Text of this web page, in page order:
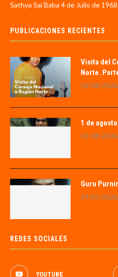
Sathya Sai Baba 4 de Julio de 1968
PUBLICACIONES RECIENTES
Visita del
Norte.
02/08/2026
1 de
01/08/2026
Guru
29/07/2026
REDES SOCIALES
YOUTUBE